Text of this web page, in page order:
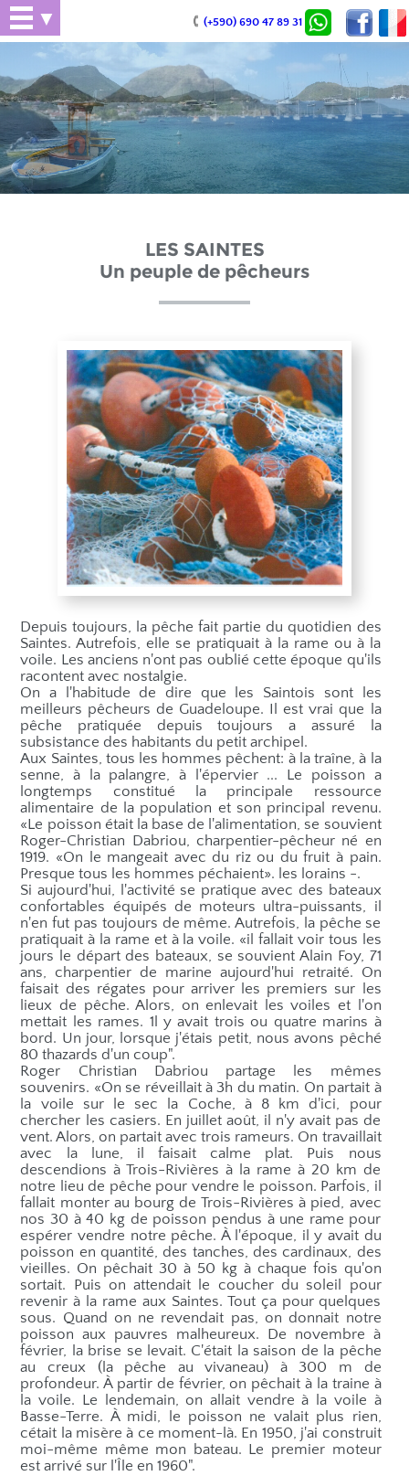
(+590) 690 47 89 31
▼
LES SAINTES
Un peuple de pêcheurs
Depuis toujours, la pêche fait partie du quotidien des
Saintes. Autrefois, elle se pratiquait à la rame ou à la
voile. Les anciens n'ont pas oublié cette époque qu'ils
racontent avec nostalgie.
On a l'habitude de dire que les Saintois sont les
meilleurs pêcheurs de Guadeloupe. Il est vrai que la
pêche pratiquée depuis toujours a assuré la
subsistance des habitants du petit archipel.
Aux Saintes, tous les hommes pêchent: à la traîne, à la
senne, à la palangre, à l'épervier ... Le poisson a
longtemps constitué la principale ressource
alimentaire de la population et son principal revenu.
«Le poisson était la base de l'alimentation, se souvient
Roger-Christian Dabriou, charpentier-pêcheur né en
1919. «On le mangeait avec du riz ou du fruit à pain.
Presque tous les hommes péchaient». les lorains -.
Si aujourd'hui, l'activité se pratique avec des bateaux
confortables équipés de moteurs ultra-puissants, il
n'en fut pas toujours de même. Autrefois, la pêche se
pratiquait à la rame et à la voile. «il fallait voir tous les
jours le départ des bateaux, se souvient Alain Foy, 71
ans, charpentier de marine aujourd'hui retraité. On
faisait des régates pour arriver les premiers sur les
lieux de pêche. Alors, on enlevait les voiles et l'on
mettait les rames. 1l y avait trois ou quatre marins à
bord. Un jour, lorsque j'étais petit, nous avons pêché
80 thazards d'un coup".
Roger Christian Dabriou partage les mêmes
souvenirs. «On se réveillait à 3h du matin. On partait à
la voile sur le sec la Coche, à 8 km d'ici, pour
chercher les casiers. En juillet ­août, il n'y avait pas de
vent. Alors, on partait avec trois rameurs. On travaillait
avec la lune, il faisait calme plat. Puis nous
descendions à Trois-Rivières à la rame à 20 km de
notre lieu de pêche pour vendre le poisson. Parfois, il
fallait monter au bourg de Trois-Rivières à pied, avec
nos 30 à 40 kg de poisson pendus à une rame pour
espérer vendre notre pêche. À l'époque, il y avait du
poisson en quantité, des tanches, des cardinaux, des
vieilles. On pêchait 30 à 50 kg à chaque fois qu'on
sortait. Puis on attendait le coucher du soleil pour
revenir à la rame aux Saintes. Tout ça pour quelques
sous. Quand on ne revendait pas, on donnait notre
poisson aux pauvres malheureux. De novembre à
février, la brise se levait. C'était la saison de la pêche
au creux (la pêche au vivaneau) à 300 m de
profondeur. À partir de février, on pêchait à la traine à
la voile. Le lendemain, on allait vendre à la voile à
Basse-Terre. À midi, le poisson ne valait plus rien,
cétait la misère à ce moment-là. En 1950, j'ai construit
moi-même même mon bateau. Le premier moteur
est arrivé sur l'Île en 1960".